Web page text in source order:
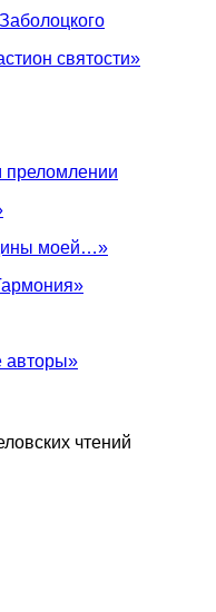
святости»
преломлении
моей…»
авторы»